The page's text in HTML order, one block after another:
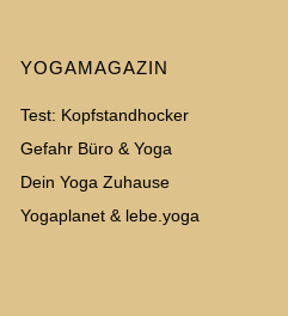
YOGAMAGAZIN
Test: Kopfstandhocker
Gefahr Büro & Yoga
Dein Yoga Zuhause
Yogaplanet & lebe.yoga